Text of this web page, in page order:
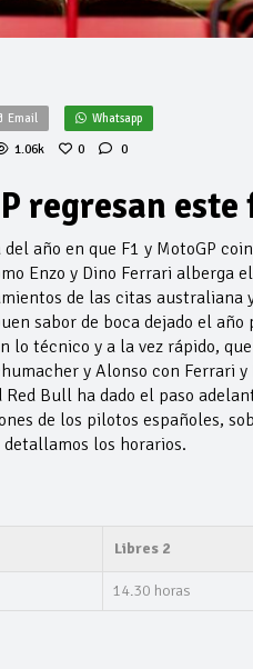
Email Whatsapp
1.06k 0 0
regresan este
año en que F1 y MotoGP
Enzo y Dino Ferrari alberga
de las citas
sabor de boca dejado el
técnico y a la vez rápido,
y Alonso con Ferrari
Bull ha dado el paso
de los pilotos españoles,
los horarios.
Libres 2
14.30 horas